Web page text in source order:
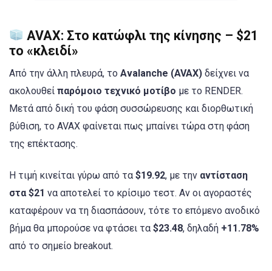
AVAX: Στο κατώφλι της κίνησης – $21
το «κλειδί»
Από την άλλη πλευρά, το Avalanche (AVAX) δείχνει να
ακολουθεί παρόμοιο τεχνικό μοτίβο με το RENDER.
Μετά από δική του φάση συσσώρευσης και διορθωτική
βύθιση, το AVAX φαίνεται πως μπαίνει τώρα στη φάση
της επέκτασης.
Η τιμή κινείται γύρω από τα $19.92, με την αντίσταση
στα $21 να αποτελεί το κρίσιμο τεστ. Αν οι αγοραστές
καταφέρουν να τη διασπάσουν, τότε το επόμενο ανοδικό
βήμα θα μπορούσε να φτάσει τα $23.48, δηλαδή +11.78%
από το σημείο breakout.